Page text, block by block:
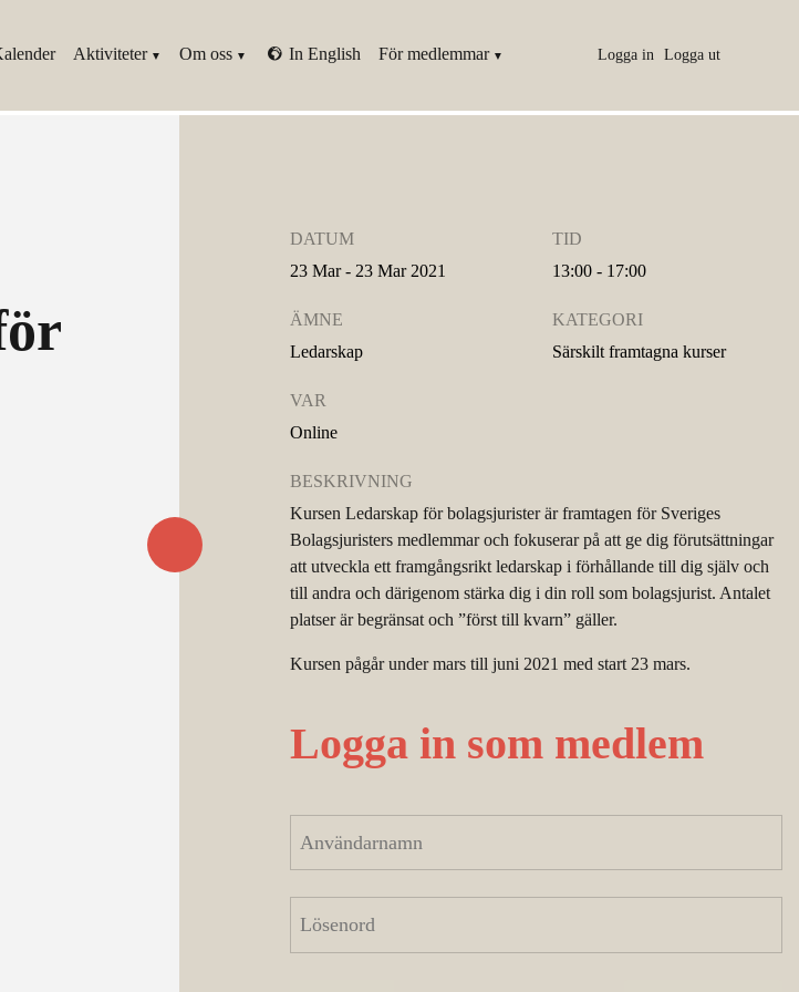
Aktiviteter Om oss In English För medlemmar Logga in Logga ut
DATUM
23 Mar - 23 Mar 2021
TID
13:00 - 17:00
ÄMNE
Ledarskap
KATEGORI
Särskilt framtagna kurser
VAR
Online
BESKRIVNING
Kursen Ledarskap för bolagsjurister är framtagen för Sveriges
Bolagsjuristers medlemmar och fokuserar på att ge dig förutsättningar
att utveckla ett framgångsrikt ledarskap i förhållande till dig själv och
till andra och därigenom stärka dig i din roll som bolagsjurist. Antalet
platser är begränsat och ”först till kvarn” gäller.
Kursen pågår under mars till juni 2021 med start 23 mars.
Logga in som medlem